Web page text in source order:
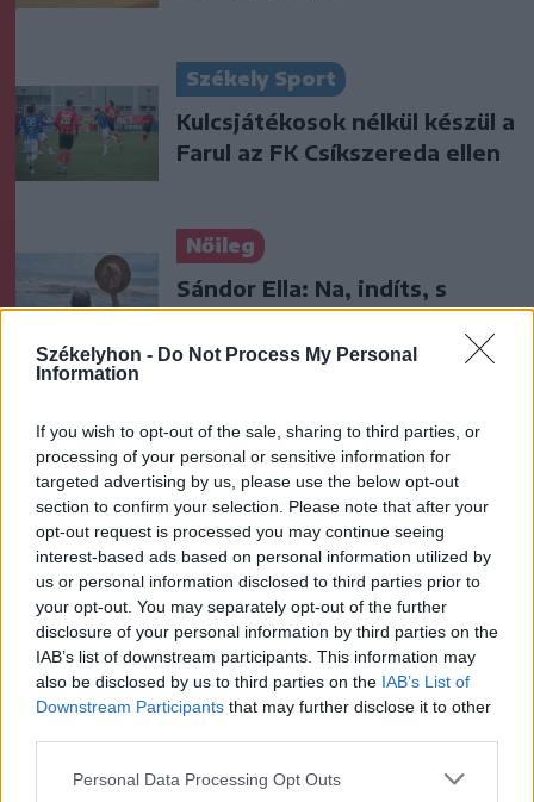
Székelyhon - Do Not Process My Personal
Information
If you wish to opt-out of the sale, sharing to third parties, or
processing of your personal or sensitive information for
targeted advertising by us, please use the below opt-out
section to confirm your selection. Please note that after your
opt-out request is processed you may continue seeing
interest-based ads based on personal information utilized by
us or personal information disclosed to third parties prior to
your opt-out. You may separately opt-out of the further
disclosure of your personal information by third parties on the
IAB’s list of downstream participants. This information may
also be disclosed by us to third parties on the IAB’s List of
Downstream Participants that may further disclose it to other
Personal Data Processing Opt Outs
Székely Sport
Kulcsjátékosok nélkül készül a
Farul az FK Csíkszereda ellen
Nőileg
Sándor Ella: Na, indíts, s
menjünk!
A rovat további cikkei